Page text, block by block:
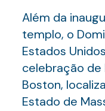
Além da
templo, o
Estados
celebração de
Boston,
Estado de